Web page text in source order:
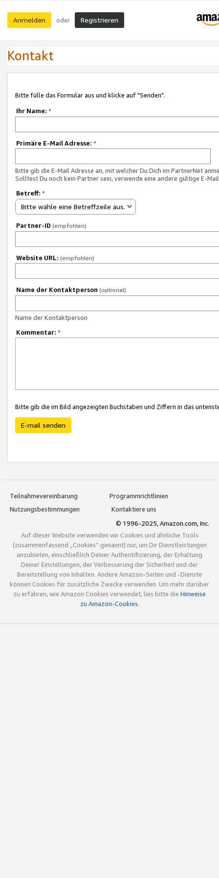
Anmelden oder Registrieren
Kontakt
Bitte fülle das Formular aus und klicke auf "Senden".
Ihr Name: *
Primäre E-Mail Adresse: *
Bitte gib die E-Mail Adresse an, mit welcher Du Dich im PartnerNet
Solltest Du noch kein Partner sein, verwende eine andere gültige E-
Betreff: *
Bitte wähle eine Betreffzeile aus.
Partner-ID (empfohlen)
Website URL: (empfohlen)
Name der Kontaktperson (optional)
Name der Kontaktperson
Kommentar: *
Bitte gib die im Bild angezeigten Buchstaben und Ziffern in das
E-mail senden
Teilnahmevereinbarung
Programmrichtlinien
Nutzungsbestimmungen
Kontaktiere uns
© 1996-2025, Amazon.com, Inc.
Auf dieser Website verwenden wir Cookies und ähnliche Tools
(zusammenfassend „Cookies“ genannt) nur, um Dir Dienstleistungen
anzubieten, einschließlich Deiner Authentifizierung, der Erhaltung
Deiner Einstellungen, der Verbesserung der Sicherheit und der
Bereitstellung von Inhalten. Andere Amazon-Seiten und -Dienste
können Cookies für zusätzliche Zwecke verwenden. Um mehr darüber
zu erfahren, wie Amazon Cookies verwendet, lies bitte die Hinweise
zu Amazon-Cookies.